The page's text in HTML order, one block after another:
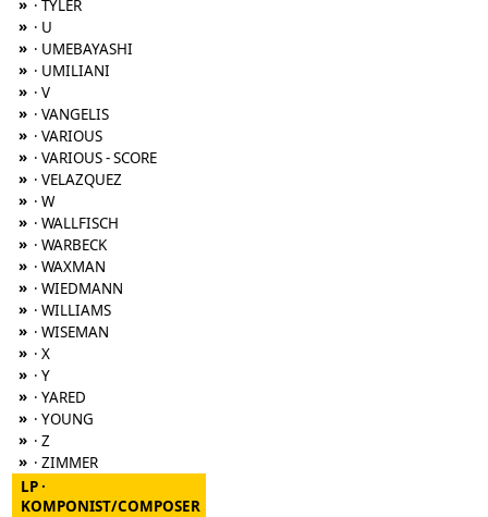
» · TYLER
» · U
» · UMEBAYASHI
» · UMILIANI
» · V
» · VANGELIS
» · VARIOUS
» · VARIOUS - SCORE
» · VELAZQUEZ
» · W
» · WALLFISCH
» · WARBECK
» · WAXMAN
» · WIEDMANN
» · WILLIAMS
» · WISEMAN
» · X
» · Y
» · YARED
» · YOUNG
» · Z
» · ZIMMER
LP ·
KOMPONIST/COMPOSER